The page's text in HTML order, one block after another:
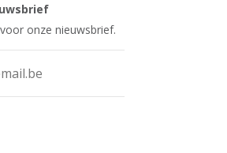
onze nieuwsbrief.